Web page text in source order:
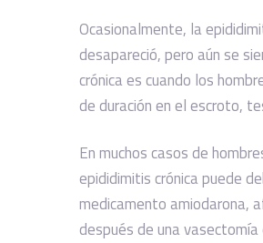
Ocasionalmente, la
desapareció, pero aún se
crónica es cuando los
de duración en el escroto,
En muchos casos de
epididimitis crónica puede
medicamento amiodarona,
después de una